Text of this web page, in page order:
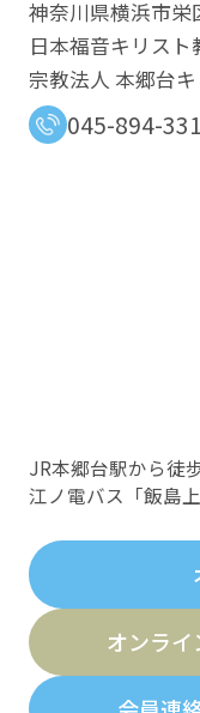
神奈川県横浜市栄
日本福音キリスト
宗教法人 本郷台
045-894-
JR本郷台駅から徒
江ノ電バス「飯島
オンラ